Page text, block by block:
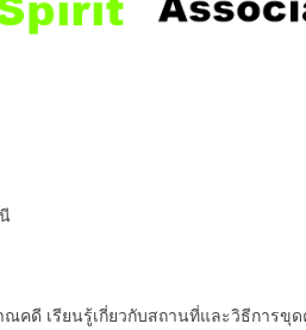
คดี เรียนรู้เกี่ยวกับสถานที่และวิธีการ